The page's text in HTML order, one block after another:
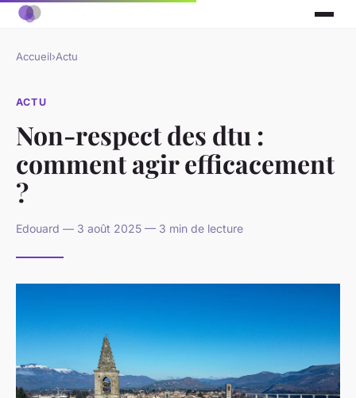
Accueil›Actu
ACTU
Non-respect des dtu :
comment agir efficacement
?
Edouard — 3 août 2025 — 3 min de lecture